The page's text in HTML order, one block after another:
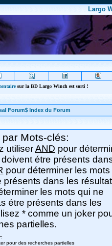
Largo
sur la BD Largo Winch est sorti !
Forum$ Index du Forum
Mots-clés:
utiliserAND pour
doivent étre présents
pour déterminer les
présents dans les
les mots qui ne
étre présents dans les
* comme un joker
partielles.
pour des recherches partielles